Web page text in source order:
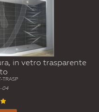
in vetro trasparente
TRASP
04